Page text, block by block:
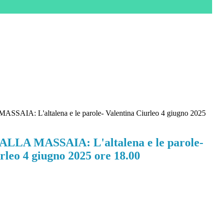
L'altalena e le parole- Valentina Ciurleo 4 giugno 2025
MASSAIA: L'altalena e le parole-
4 giugno 2025 ore 18.00